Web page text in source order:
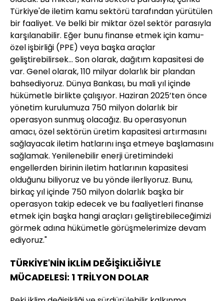
Türkiye'de iletim kamu sektörü tarafından yürütülen
bir faaliyet. Ve belki bir miktar özel sektör parasıyla
karşılanabilir. Eğer bunu finanse etmek için kamu-
özel işbirliği (PPE) veya başka araçlar
geliştirebilirsek... Son olarak, dağıtım kapasitesi de
var. Genel olarak, 110 milyar dolarlık bir plandan
bahsediyoruz. Dünya Bankası, bu mali yıl içinde
hükümetle birlikte çalışıyor. Haziran 2025’ten önce
yönetim kurulumuza 750 milyon dolarlık bir
operasyon sunmuş olacağız. Bu operasyonun
amacı, özel sektörün üretim kapasitesi artırmasını
sağlayacak iletim hatlarını inşa etmeye başlamasını
sağlamak. Yenilenebilir enerji üretimindeki
engellerden birinin iletim hatlarının kapasitesi
olduğunu biliyoruz ve bu yönde ilerliyoruz. Bunu,
birkaç yıl içinde 750 milyon dolarlık başka bir
operasyon takip edecek ve bu faaliyetleri finanse
etmek için başka hangi araçları geliştirebileceğimizi
görmek adına hükümetle görüşmelerimize devam
ediyoruz."
TÜRKİYE'NİN İKLİM DEĞİŞİKLİĞİYLE
MÜCADELESİ: 1 TRİLYON DOLAR